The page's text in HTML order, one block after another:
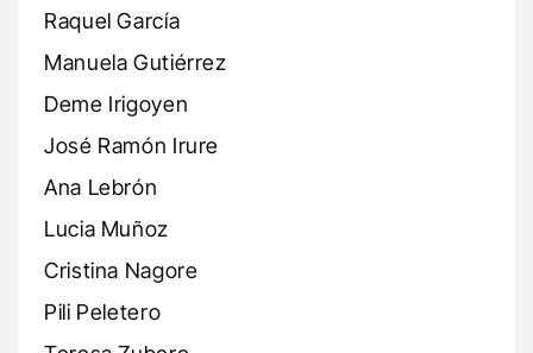
Raquel García
Manuela Gutiérrez
Deme Irigoyen
José Ramón Irure
Ana Lebrón
Lucia Muñoz
Cristina Nagore
Pili Peletero